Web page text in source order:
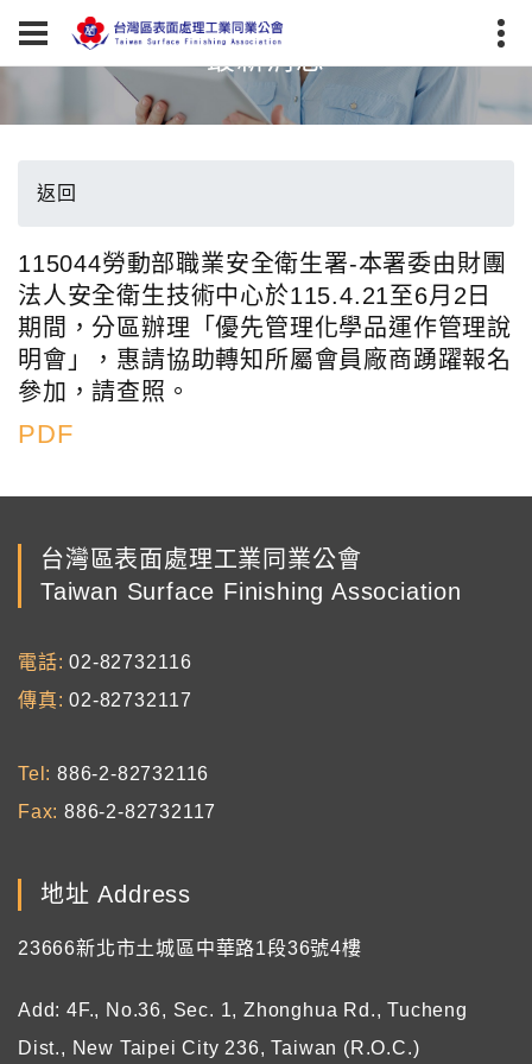
最新消息
返回
115044勞動部職業安全衛生署-本署委由財團
法人安全衛生技術中心於115.4.21至6月2日
期間，分區辦理「優先管理化學品運作管理說
明會」，惠請協助轉知所屬會員廠商踴躍報名
參加，請查照。
PDF
台灣區表面處理工業同業公會
Taiwan Surface Finishing Association
電話
02-82732116
傳真
02-82732117
Tel
886-2-82732116
Fax 886-2-82732117
地址 Address
23666新北市土城區中華路1段36號4樓
Add: 4F., No.36, Sec. 1, Zhonghua Rd., Tucheng
Dist., New Taipei City 236, Taiwan (R.O.C.)